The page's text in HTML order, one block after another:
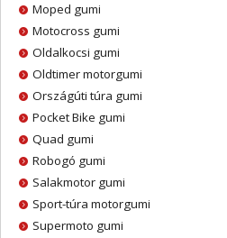
Moped gumi
Motocross gumi
Oldalkocsi gumi
Oldtimer motorgumi
Országúti túra gumi
Pocket Bike gumi
Quad gumi
Robogó gumi
Salakmotor gumi
Sport-túra motorgumi
Supermoto gumi